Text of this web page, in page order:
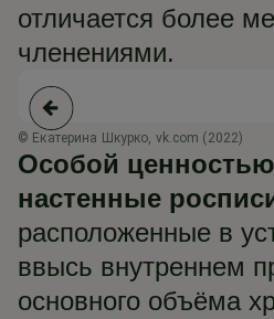
отличается более
членениями.
© Екатерина Шкурко, vk.com (2022)
Особой
настенные
расположенные в
ввысь внутреннем
основного объёма